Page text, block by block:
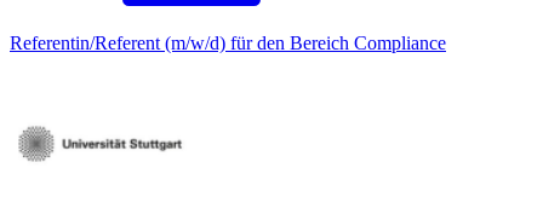
Referentin/Referent (m/w/d) für den Bereich Compliance